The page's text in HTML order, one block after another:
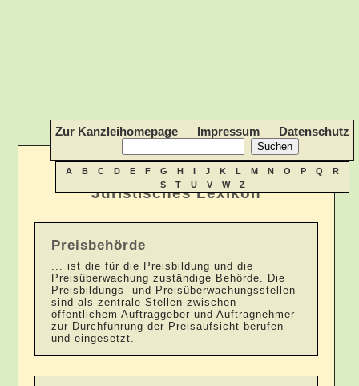
Juristisches Lexikon
Zur Kanzleihomepage Impressum Datenschutz
A B C D E F G H I J K L M N O P Q
R
S
T U V W Z
Preisbehörde
... ist die für die Preisbildung und die
Preisüberwachung zuständige Behörde. Die
Preisbildungs- und Preisüberwachungsstellen
sind als zentrale Stellen zwischen
öffentlichem Auftraggeber und Auftragnehmer
zur Durchführung der Preisaufsicht berufen
und eingesetzt.